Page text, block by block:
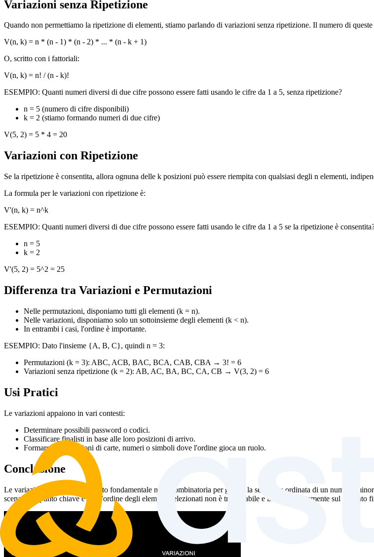
Variazioni senza Ripetizione
Quando non permettiamo la ripetizione di elementi, stiamo parlando di variazioni senza ripetizione. Il numero di
V(n, k) = n * (n - 1) * (n - 2) * ... * (n - k + 1)
O, scritto con i fattoriali:
V(n, k) = n! / (n - k)!
ESEMPIO: Quanti numeri diversi di due cifre possono essere fatti usando le cifre da 1 a 5, senza ripetizione?
n = 5 (numero di cifre disponibili)
k = 2 (stiamo formando numeri di due cifre)
V(5, 2) = 5 * 4 = 20
Variazioni con Ripetizione
Se la ripetizione è consentita, allora ognuna delle k posizioni può essere riempita con qualsiasi degli n elementi,
La formula per le variazioni con ripetizione è:
V'(n, k) = n^k
ESEMPIO: Quanti numeri diversi di due cifre possono essere fatti usando le cifre da 1 a 5 se la ripetizione è
n = 5
k = 2
V'(5, 2) = 5^2 = 25
Differenza tra Variazioni e Permutazioni
Nelle permutazioni, disponiamo tutti gli elementi (k = n).
Nelle variazioni, disponiamo solo un sottoinsieme degli elementi (k < n).
In entrambi i casi, l'ordine è importante.
ESEMPIO: Dato l'insieme {A, B, C}, quindi n = 3:
Permutazioni (k = 3): ABC, ACB, BAC, BCA, CAB, CBA → 3! = 6
Variazioni senza ripetizione (k = 2): AB, AC, BA, BC, CA, CB → V(3, 2) = 6
Usi Pratici
Le variazioni appaiono in vari contesti:
Determinare possibili password o codici.
Classificare finalisti in base alle loro posizioni di arrivo.
Formare combinazioni di carte, numeri o simboli dove l'ordine gioca un ruolo.
Conclusione
Le variazioni sono uno strumento fondamentale nella combinatoria per gestire la selezione ordinata di un numero
scenario, il punto chiave è che l'ordine degli elementi selezionati non è trascurabile e impatta direttamente sul risultato